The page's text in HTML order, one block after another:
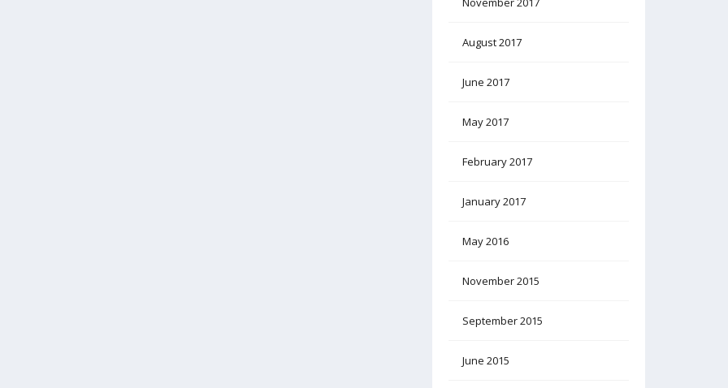
August 2017
June 2017
May 2017
February 2017
January 2017
May 2016
November 2015
September 2015
June 2015